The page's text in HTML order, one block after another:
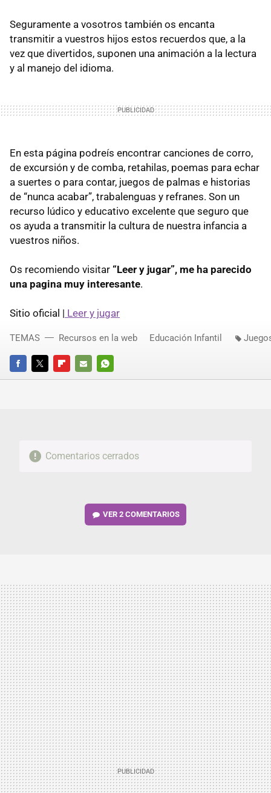
Seguramente a vosotros también os encanta
transmitir a vuestros hijos estos recuerdos que, a la
vez que divertidos, suponen una animación a la lectura
y al manejo del idioma.
En esta página podreís encontrar canciones de corro,
de excursión y de comba, retahilas, poemas para echar
a suertes o para contar, juegos de palmas e historias
de “nunca acabar”, trabalenguas y refranes. Son un
recurso lúdico y educativo excelente que seguro que
os ayuda a transmitir la cultura de nuestra infancia a
vuestros niños.
Os recomiendo visitar “Leer y jugar”, me ha parecido
una pagina muy interesante.
Sitio oficial | Leer y jugar
FACEBOOKTWITTERFLIPBOARD
E-
WHATSAPP
TEMAS Recursos en la web Educación Infantil
Comentarios cerrados
VER2 COMENTARIOS